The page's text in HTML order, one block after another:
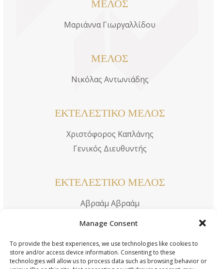
Manage Consent
To provide the best experiences, we use technologies like cookies to
store and/or access device information. Consenting to these
technologies will allow us to process data such as browsing behavior or
ΜΕΛΟΣ
Μαριάννα Γιωργαλλίδου
ΜΕΛΟΣ
Νικόλας Αντωνιάδης
ΕΚΤΕΛΕΣΤΙΚΟ ΜΕΛΟΣ
Χριστόφορος Καπλάνης
Γενικός Διευθυντής
ΕΚΤΕΛΕΣΤΙΚΟ ΜΕΛΟΣ
Αβραάμ Αβραάμ
ΔΙΕΥΘΥΝΣΗ